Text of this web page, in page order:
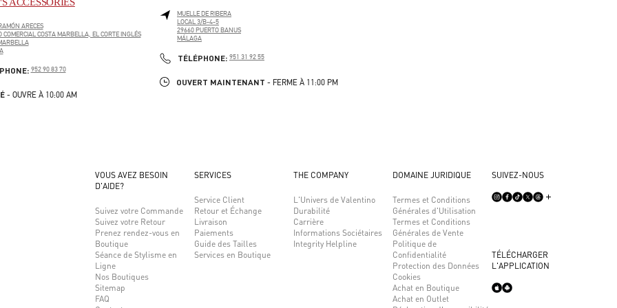
ARECES
COMERCIAL COSTA MARBELLA, EL CORTE INGLÉS
PHONE
952 90 83 70
- OUVRE À 10:00 AM
MUELLE DE RIBERA
LOCAL 3/B-4-5
29660PUERTO BANUS
MÁLAGA
TÉLÉPHONE: PHONE
951 31 92 55
OUVERT MAINTENANT - FERME À 11:00 PM
VOUS AVEZ BESOIN
D'AIDE?
Suivez votre Commande
Suivez votre Retour
Prenez rendez-vous en
Boutique
Séance de Stylisme en
Ligne
Nos Boutiques
Sitemap
FAQ
SERVICES
Service Client
Retour et Échange
Livraison
Paiements
Guide des Tailles
Services en Boutique
THE COMPANY
L'Univers de Valentino
Durabilité
Carrière
Informations Sociétaires
Integrity Helpline
DOMAINE JURIDIQUE
Termes et Conditions
Générales d'Utilisation
Termes et Conditions
Générales de Vente
Politique de
Confidentialité
Protection des Données
Cookies
Achat en Boutique
Achat en Outlet
SUIVEZ-NOUS
TÉLÉCHARGER
L'APPLICATION